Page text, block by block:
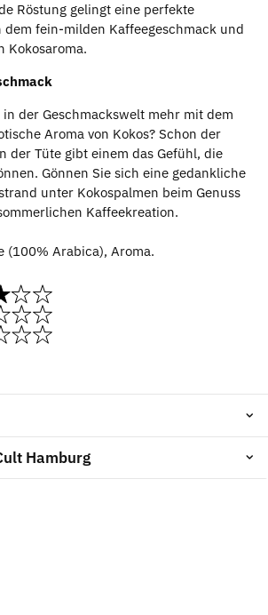
Röstung gelingt eine perfekte
dem fein-milden Kaffeegeschmack und
Kokosaroma.
der Geschmackswelt mehr mit dem
Aroma von Kokos? Schon der
der Tüte gibt einem das Gefühl, die
Gönnen Sie sich eine gedankliche
unter Kokospalmen beim Genuss
Kaffeekreation.
(100% Arabica), Aroma.
Hamburg